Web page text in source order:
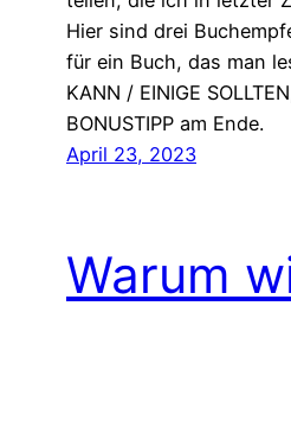
Hier sind drei
für ein Buch, das man
KANN / EINIGE
BONUSTIPP am Ende.
April 23, 2023
Warum